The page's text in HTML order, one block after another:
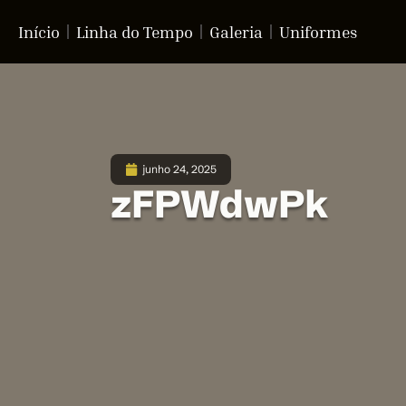
Início Linha do Tempo Galeria Uniformes
junho 24, 2025
zFPWdwPk